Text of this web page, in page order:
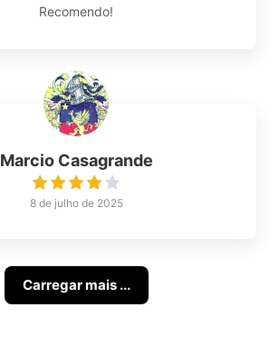
Recomendo!
Marcio Casagrande
8 de julho de 2025
Carregar mais ...